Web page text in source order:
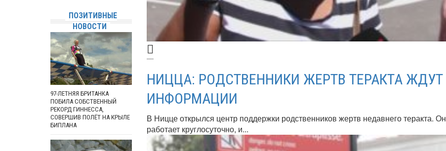
НИЦЦА: РОДСТВЕННИКИ ЖЕРТВ ТЕРАКТА ЖДУТ
ИНФОРМАЦИИ
В Ницце открылся центр поддержки родственников жертв недавнего теракта. Он
работает круглосуточно, и...
ПОЗИТИВНЫЕ
НОВОСТИ
97-ЛЕТНЯЯ БРИТАНКА
ПОБИЛА СОБСТВЕННЫЙ
РЕКОРД ГИННЕССА,
СОВЕРШИВ ПОЛЁТ НА КРЫЛЕ
БИПЛАНА